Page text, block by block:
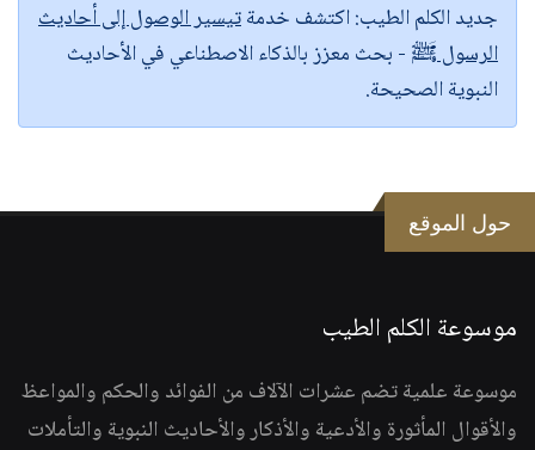
جديد الكلم الطيب:اكتشف خدمةتيسير الوصول إلى أحاديث
الرسول ﷺ - بحث معزز بالذكاء الاصطناعي في الأحاديث
النبوية الصحيحة.
حول الموقع
موسوعة الكلم الطيب
موسوعة علمية تضم عشرات الآلاف من الفوائد والحكم والمواعظ
والأقوال المأثورة والأدعية والأذكار والأحاديث النبوية والتأملات